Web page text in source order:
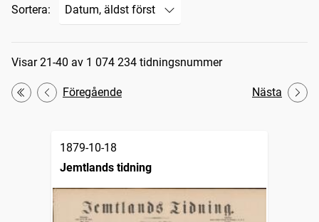
Sortera:
Sökresultat
Visar 21-40 av 1 074 234 tidningsnummer
Första
Föregående Nästa
1879-10-18
Jemtlands tidning